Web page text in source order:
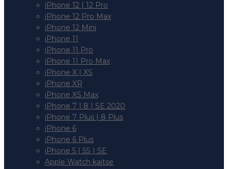
iPhone 12 | 12 Pro
iPhone 12 Pro Max
iPhone 12 Mini
iPhone 11
iPhone 11 Pro
iPhone 11 Pro Max
iPhone X | XS
iPhone XR
iPhone XS Max
iPhone 7 | 8 | SE 2020
iPhone 7 Plus | 8 Plus
iPhone 6
iPhone 6 Plus
iPhone 5 | 5S | SE
Apple Watch kaitse